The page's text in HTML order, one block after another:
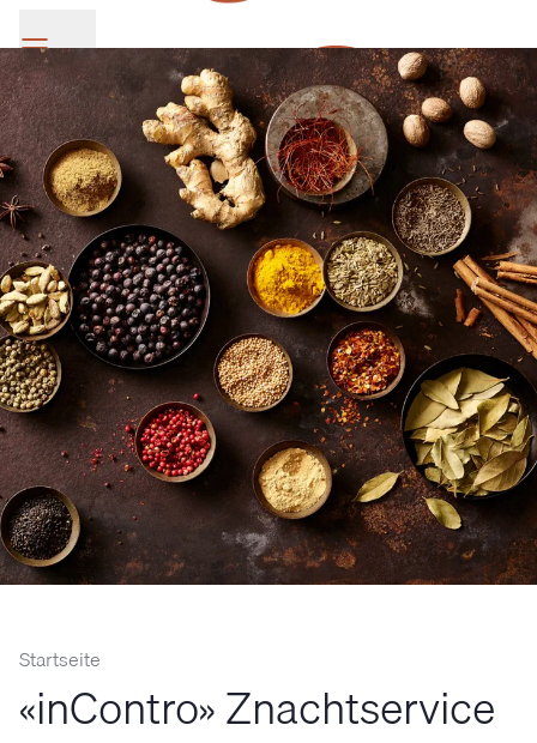
SV Group
Startseite
«inContro» Znachtservice